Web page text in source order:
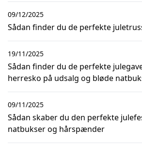
Sådan finder du de perfekte
09/12/2025
Sådan finder du de perfekte
herresko på udsalg og bløde
19/11/2025
Sådan skaber du den perfekte
natbukser og hårspænder
09/11/2025